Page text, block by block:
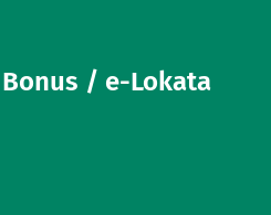
/ e-Lokata